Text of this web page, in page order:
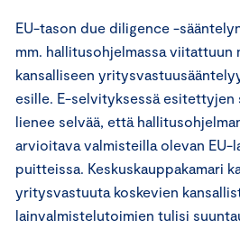
EU-tason due diligence -
mm. hallitusohjelmassa viitattuun
kansalliseen
esille. E-selvityksessä esitettyjen
lienee selvää, että
arvioitava valmisteilla olevan EU-
puitteissa. Keskuskauppakamari
yritysvastuuta koskevien
lainvalmistelutoimien tulisi